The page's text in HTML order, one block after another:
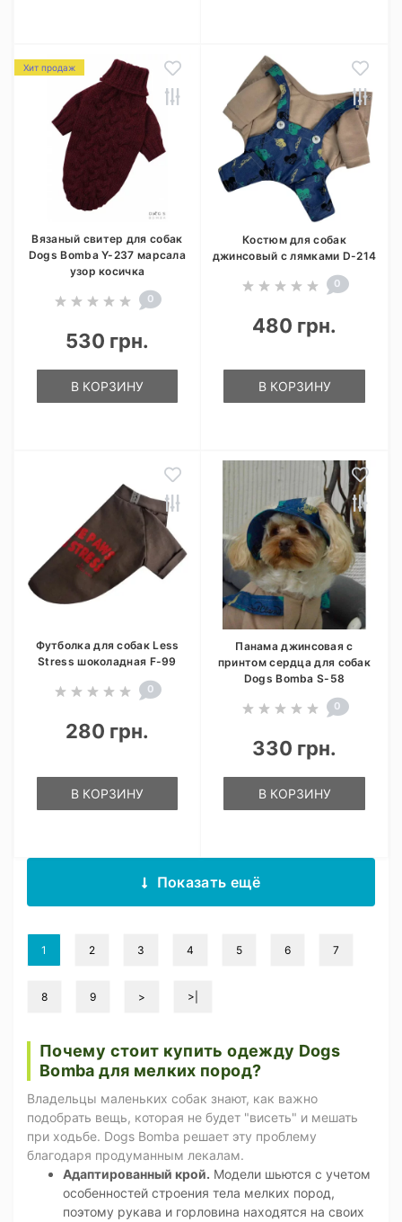
Хит продаж
Вязаный свитер для собак
Dogs Bomba Y-237 марсала
узор косичка
0
530 грн.
В КОРЗИНУ
Костюм для собак
джинсовый с лямками D-214
0
480 грн.
В КОРЗИНУ
Футболка для собак Less
Stress шоколадная F-99
0
280 грн.
В КОРЗИНУ
Панама джинсовая с
принтом сердца для собак
Dogs Bomba S-58
0
330 грн.
В КОРЗИНУ
Показать ещё
1 2 3 4 5 6 7
8 9 > >|
Почему стоит купить одежду Dogs
Bomba для мелких пород?
Владельцы маленьких собак знают, как важно
подобрать вещь, которая не будет "висеть" и мешать
при ходьбе. Dogs Bomba решает эту проблему
благодаря продуманным лекалам.
Адаптированный крой. Модели шьются с учетом
особенностей строения тела мелких пород,
поэтому рукава и горловина находятся на своих